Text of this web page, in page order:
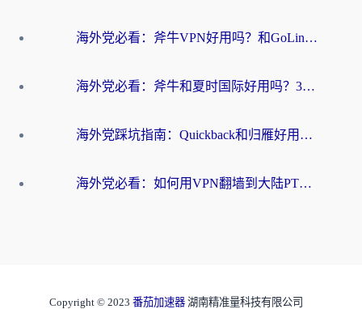
海外党必看：斧牛VPN好用吗？和GoLinkVPN对比哪个回国效果更好？
海外党必看：斧牛和夏时国际好用吗？3步选对回国加速器，无缝刷国内资源
海外党踩坑指南：Quickback和归雁好用吗？选对加速器才能无缝刷国内资源
海外党必看：如何用VPN翻墙到大陆PTT？一篇解决你所有回国加速痛点
Copyright © 2023 番茄加速器 湖南精准量科技有限公司